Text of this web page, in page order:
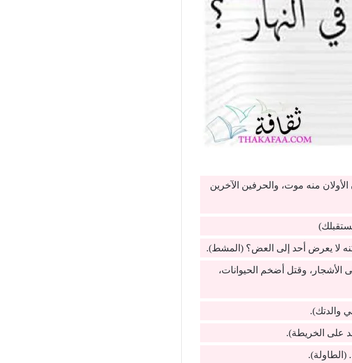
منه موت، والحرفين الآخرين
لا يعرض أحد إلى العض؟ (المشط).
الأشجار، وقتل أضخم الحيوانات،
والدتك).
على الخريطة).
(الطاولة).